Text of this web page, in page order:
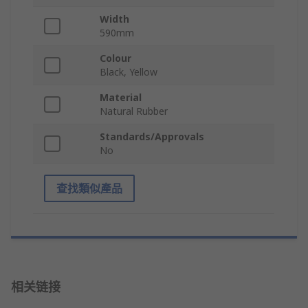
Width
590mm
Colour
Black, Yellow
Material
Natural Rubber
Standards/Approvals
No
查找類似產品
相关链接